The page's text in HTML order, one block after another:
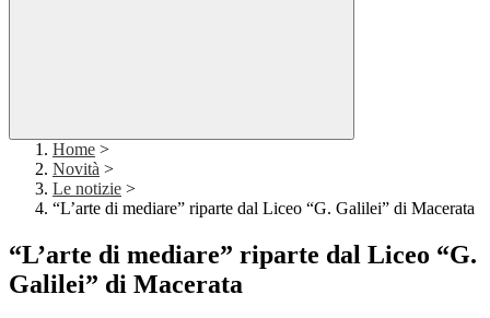
Home >
Novità >
Le notizie >
“L’arte di mediare” riparte dal Liceo “G. Galilei” di Macerata
“L’arte di mediare” riparte dal Liceo “G.
Galilei” di Macerata